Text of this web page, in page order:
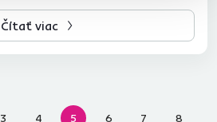
Čítať viac
3 4 5 6 7 8